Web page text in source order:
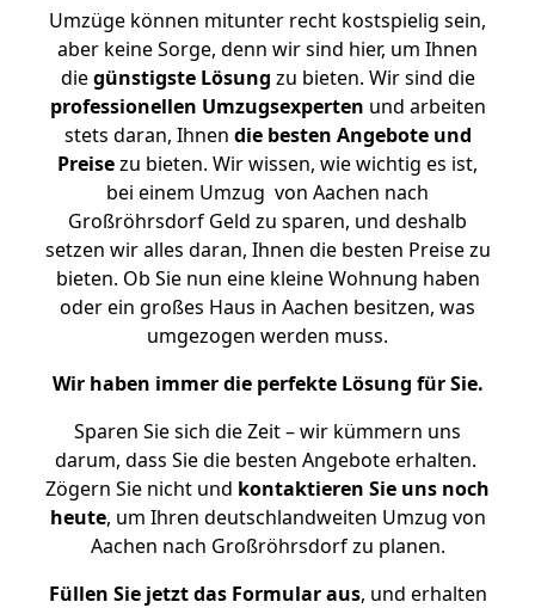
Umzüge können mitunter recht kostspielig sein,
aber keine Sorge, denn wir sind hier, um Ihnen
diegünstigste Lösung zu bieten. Wir sind die
professionellen Umzugsexperten und arbeiten
stets daran, Ihnen die besten Angebote und
Preisezu bieten. Wir wissen, wie wichtig es ist,
bei einem Umzug von Aachen nach
Großröhrsdorf Geld zu sparen, und deshalb
setzen wir alles daran, Ihnen die besten Preise zu
bieten. Ob Sie nun eine kleine Wohnung haben
oder ein großes Haus in Aachen besitzen, was
umgezogen werden muss.
Wir haben immer die perfekte Lösung für Sie.
Sparen Sie sich die Zeit – wir kümmern uns
darum, dass Sie die besten Angebote erhalten.
Zögern Sie nicht und kontaktieren Sie uns noch
heute, um Ihren deutschlandweiten Umzug von
Aachen nach Großröhrsdorf zu planen.
Füllen Sie jetzt das Formular aus, und erhalten